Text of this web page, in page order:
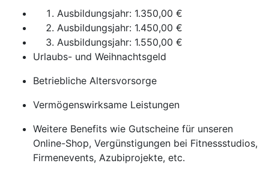
Ausbildungsjahr: 1.350,00 €
Ausbildungsjahr: 1.450,00 €
Ausbildungsjahr: 1.550,00 €
Urlaubs- und Weihnachtsgeld
Betriebliche Altersvorsorge
Vermögenswirksame Leistungen
Weitere Benefits wie Gutscheine für unseren
Online-Shop, Vergünstigungen bei Fitnessstudios,
Firmenevents, Azubiprojekte, etc.